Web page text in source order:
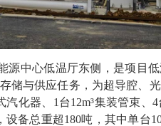
源中心低温厅东侧，是项目
储与供应任务，为超导腔、
汽化器、 1 台12m³集装管束、4
设备总重超180吨，其中单台